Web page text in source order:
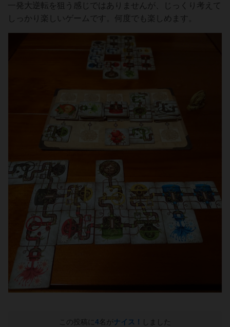
一発大逆転を狙う感じではありませんが、じっくり考えて
しっかり楽しいゲームです。何度でも楽しめます。
この投稿に 4名がナイス！ しました